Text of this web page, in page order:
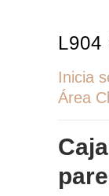
L904
Inicia
Área